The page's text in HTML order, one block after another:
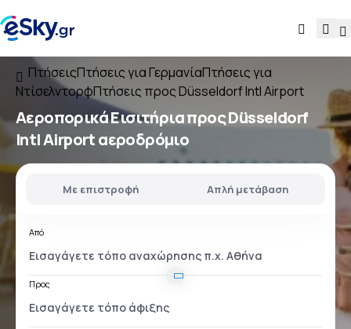
ΠτήσειςΠτήσεις για ΓερμανίαΠτήσεις για
ΝτίσελντορφΠτήσεις προς Düsseldorf Intl Airport
Αεροπορικά ΕισιτήριαπροςDüsseldorf
Intl Airportαεροδρόμιο
Με επιστροφή Απλή μετάβαση
Από
Προς